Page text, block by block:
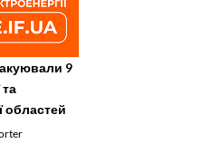
9
областей